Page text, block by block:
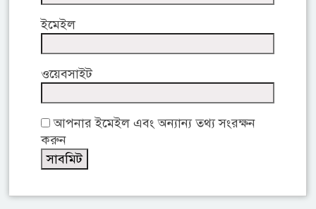
ইমেইল
ওয়েবসাইট
আপনার ইমেইল এবং অন্যান্য তথ্য সংরক্ষন
করুন